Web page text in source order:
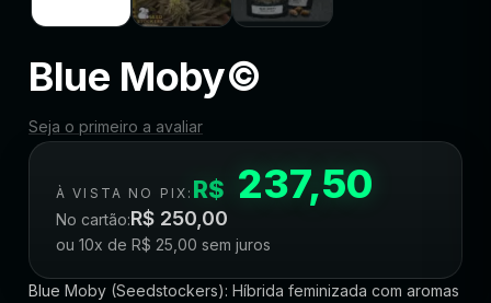
Blue Moby©
Seja o primeiro a avaliar
À VISTA NO PIX: R$ 237,50
No cartão:R$ 250,00
ou 10x de R$ 25,00 sem juros
Blue Moby (Seedstockers): Híbrida feminizada com aromas